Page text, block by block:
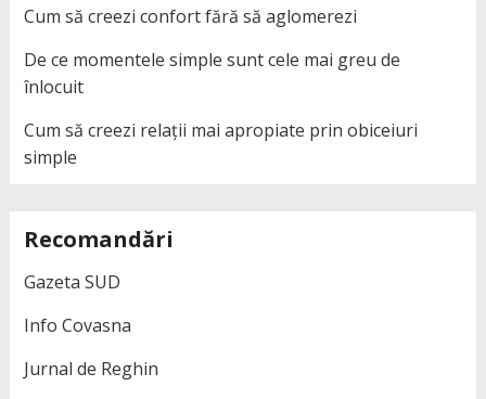
Cum să creezi confort fără să aglomerezi
De ce momentele simple sunt cele mai greu de
înlocuit
Cum să creezi relații mai apropiate prin obiceiuri
simple
Recomandări
Gazeta SUD
Info Covasna
Jurnal de Reghin